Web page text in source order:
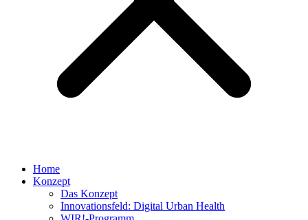
Home
Konzept
Das Konzept
Innovationsfeld: Digital Urban Health